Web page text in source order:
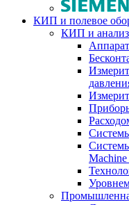
КИП и полевое
КИП и